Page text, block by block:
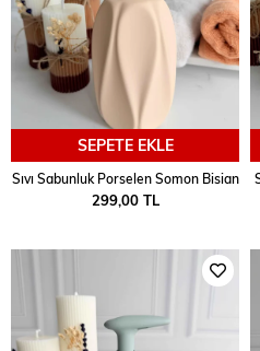
SEPETE EKLE
Sıvı Sabunluk Porselen Somon Bisian
299,00 TL